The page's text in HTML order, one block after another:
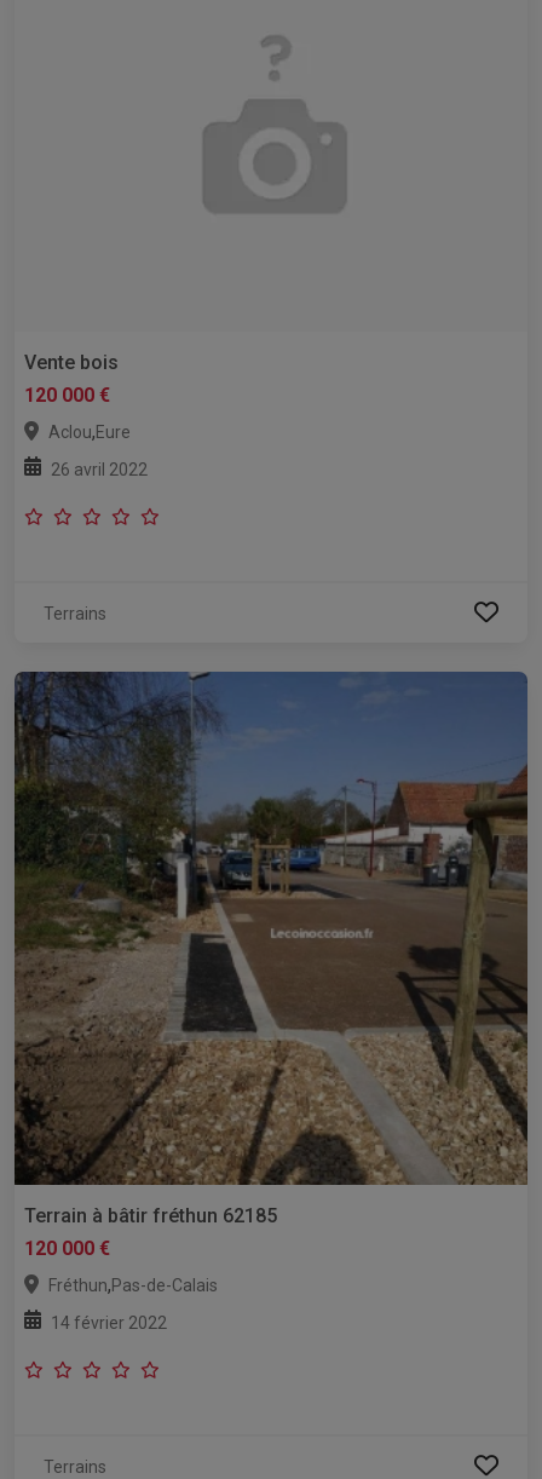
Vente bois
120 000 €
Aclou,Eure
26 avril 2022
Terrains
Terrain à bâtir fréthun 62185
120 000 €
Fréthun,Pas-de-Calais
14 février 2022
Terrains